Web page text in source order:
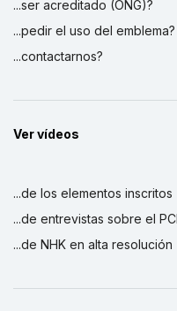
...ser acreditado (ONG)?
...pedir el uso del emblema?
...contactarnos?
Ver vídeos
...de los elementos inscritos
...de entrevistas sobre el PCI
...de NHK en alta resolución